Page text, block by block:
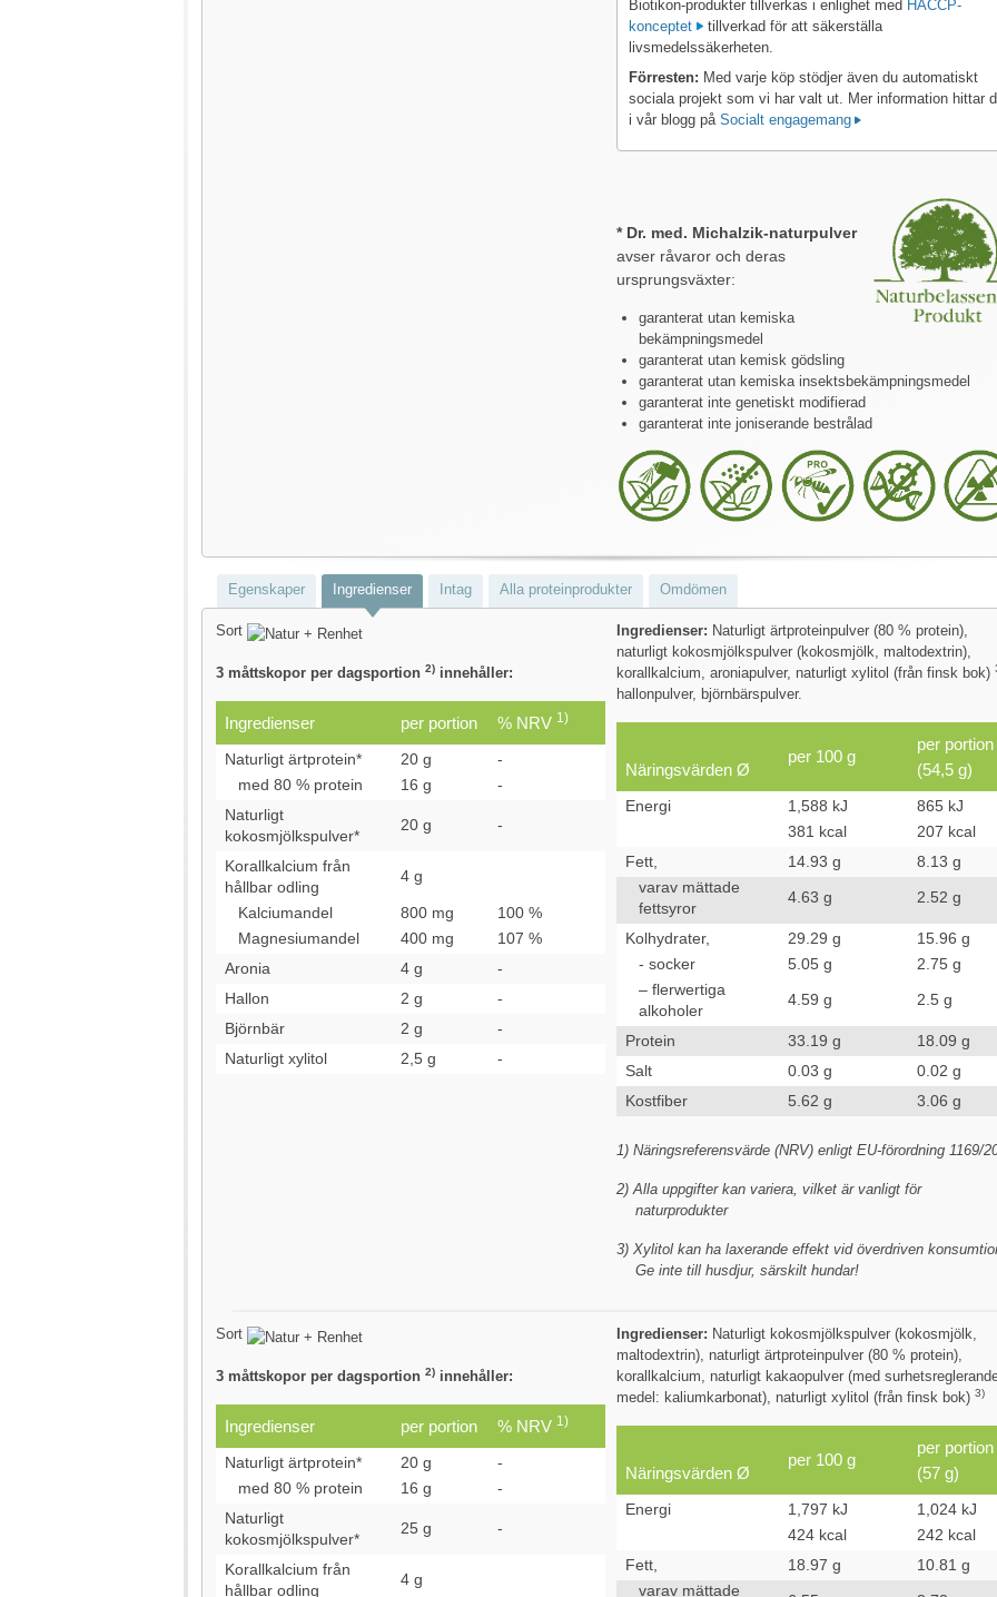
Biotikon-produkter tillverkas i enlighet med HACCP-
konceptet
tillverkad för att säkerställa
livsmedelssäkerheten.
Förresten: Med varje köp stödjer även du automatiskt
sociala projekt som vi har valt ut. Mer information hittar
i vår blogg påSocialt engagemang
* Dr. med. Michalzik-naturpulver
avser råvaror och deras
ursprungsväxter:
garanterat utan kemiska
bekämpningsmedel
garanterat utan kemisk gödsling
garanterat utan kemiska insektsbekämpningsmedel
garanterat inte genetiskt modifierad
garanterat inte joniserande bestrålad
Egenskaper Ingredienser Intag Alla proteinprodukter Omdömen
Sort
3 måttskopor per dagsportion 2) innehåller:
Ingredienser per portion % NRV 1)
Naturligt ärtprotein* 20 g
-
med 80 % protein
16 g
-
Naturligt
kokosmjölkspulver*
20 g -
Korallkalcium från
hållbar odling
4 g
Kalciumandel 800 mg
100 %
Magnesiumandel
400 mg
107 %
Aronia
4 g
-
Hallon
2 g
-
Björnbär
2 g
-
Naturligt xylitol
2,5 g -
Ingredienser: Naturligt ärtproteinpulver (80 % protein),
naturligt kokosmjölkspulver (kokosmjölk, maltodextrin),
korallkalcium, aroniapulver, naturligt xylitol (från finsk bok)
hallonpulver, björnbärspulver.
Näringsvärden Ø
per 100 g
per portion
(54,5 g)
Energi 1,588 kJ
865 kJ
381 kcal
207 kcal
Fett,
14.93 g
8.13 g
varav mättade
fettsyror
4.63 g 2.52 g
Kolhydrater, 29.29 g
15.96 g
- socker
5.05 g
2.75 g
– flerwertiga
alkoholer
4.59 g 2.5 g
Protein 33.19 g
18.09 g
Salt
0.03 g
0.02 g
Kostfiber
5.62 g 3.06 g
1) Näringsreferensvärde (NRV) enligt EU-förordning 1169/
2) Alla uppgifter kan variera, vilket är vanligt för
naturprodukter
3) Xylitol kan ha laxerande effekt vid överdriven
Ge inte till husdjur, särskilt hundar!
Sort
3 måttskopor per dagsportion 2) innehåller:
Ingredienser per portion % NRV 1)
Naturligt ärtprotein* 20 g
-
med 80 % protein
16 g
-
Naturligt
kokosmjölkspulver*
25 g -
Korallkalcium från
hållbar odling
4 g
Ingredienser: Naturligt kokosmjölkspulver (kokosmjölk,
maltodextrin), naturligt ärtproteinpulver (80 % protein),
korallkalcium, naturligt kakaopulver (med
medel: kaliumkarbonat), naturligt xylitol (från finsk bok)3)
Näringsvärden Ø
per 100 g
per portion
(57 g)
Energi 1,797 kJ
1,024 kJ
424 kcal
242 kcal
Fett,
18.97 g
10.81 g
varav mättade